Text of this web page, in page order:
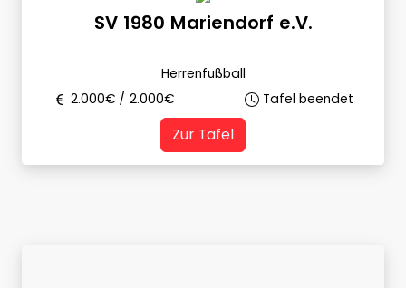
SV 1980 Mariendorf e.V.
Herrenfußball
2.000€ / 2.000€ Tafel beendet
Zur Tafel